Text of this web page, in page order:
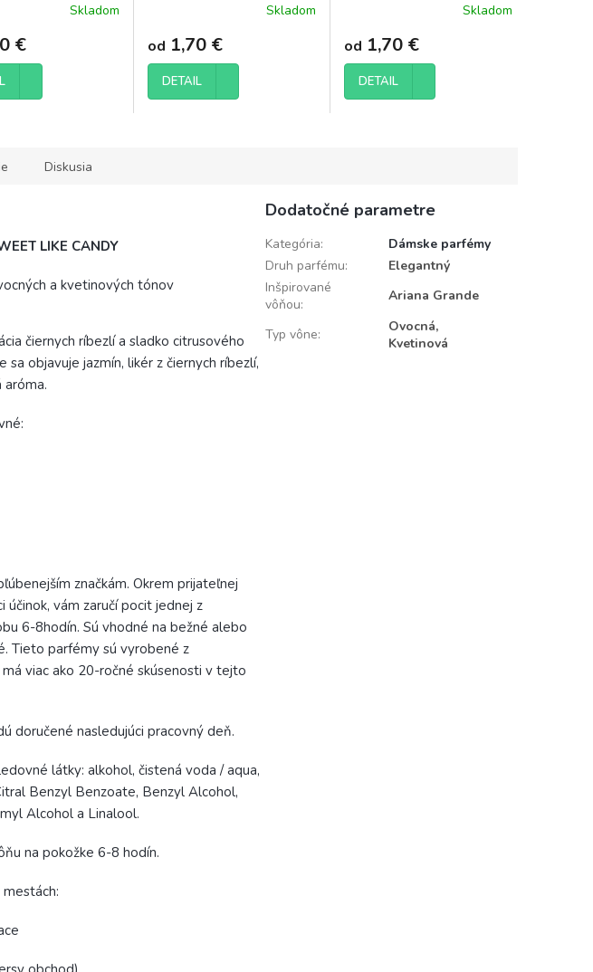
Skladom
€
Skladom
od 1,70 €
DETAIL
Skladom
od 1,70 €
DETAIL
Diskusia
LIKE CANDY
a kvetinových tónov
čiernych ríbezlí a sladko citrusového
objavuje jazmín, likér z čiernych ríbezlí,
značkám. Okrem prijateľnej
vám zaručí pocit jednej z
6-8hodín. Sú vhodné na bežné alebo
Tieto parfémy sú vyrobené z
viac ako 20-ročné skúsenosti v tejto
doručené nasledujúci pracovný deň.
látky: alkohol, čistená voda / aqua,
Benzyl Benzoate, Benzyl Alcohol,
Alcohol a Linalool.
na pokožke 6-8 hodín.
Dodatočné parametre
Kategória:
Dámske parfémy
Druh parfému:
Elegantný
Inšpirované
vôňou:
Ariana Grande
Typ vône:
Ovocná,
Kvetinová